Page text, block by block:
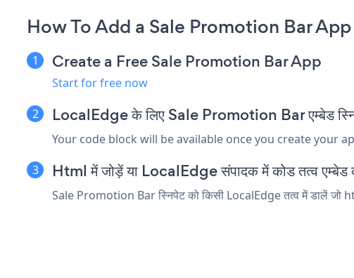
How To Add a Sale Promotion Bar
Create a Free Sale Promotion Bar App
Start for free now
LocalEdge के लिए Sale Promotion Bar एम्बेड
Your code block will be available once you create your
Html में जोड़ें या LocalEdge संपादक में कोड तत्व एम्बेड
Sale Promotion Bar स्निपेट को किसी LocalEdge तत्व में डालें जो